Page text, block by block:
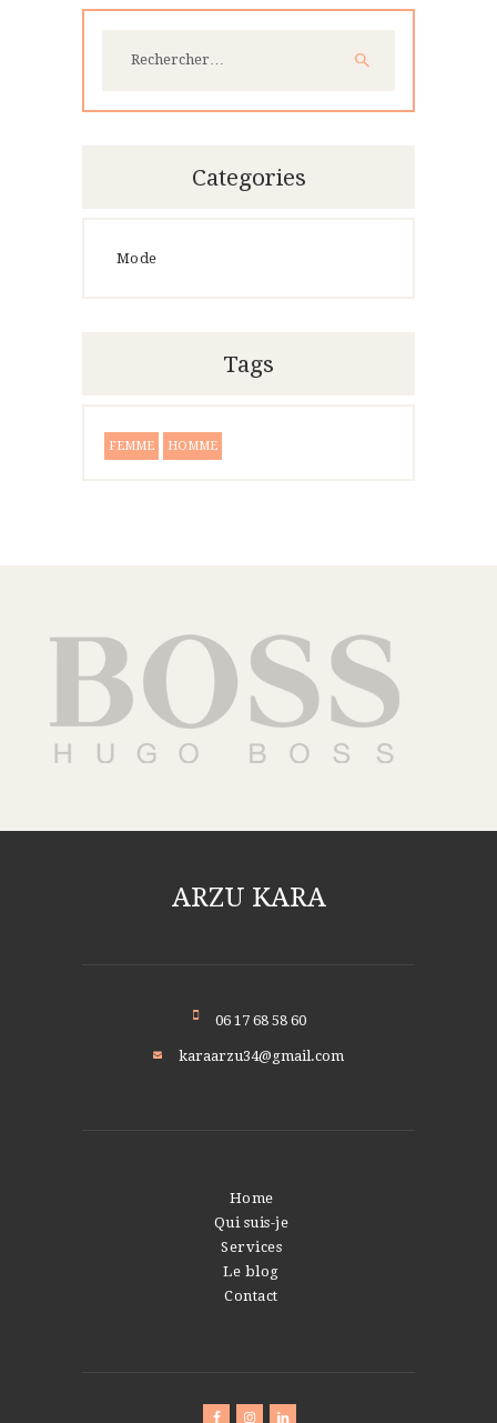
Categories
Mode
Tags
FEMME HOMME
ARZU KARA
06 17 68 58 60
karaarzu34@gmail.com
Home
Qui suis-je
Services
Le blog
Contact